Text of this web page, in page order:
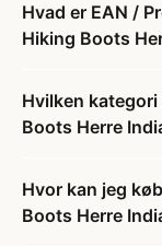
Hvad er EAN /
Hiking Boots
Hvilken
Boots Herre
Hvor kan jeg
Boots Herre